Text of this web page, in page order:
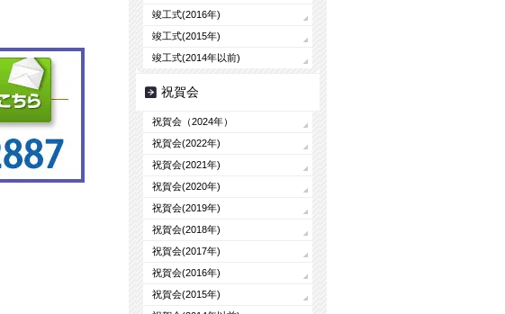
竣工式(2016年)
竣工式(2015年)
竣工式(2014年以前)
祝賀会
祝賀会（2024年）
祝賀会(2022年)
祝賀会(2021年)
祝賀会(2020年)
祝賀会(2019年)
祝賀会(2018年)
祝賀会(2017年)
祝賀会(2016年)
祝賀会(2015年)